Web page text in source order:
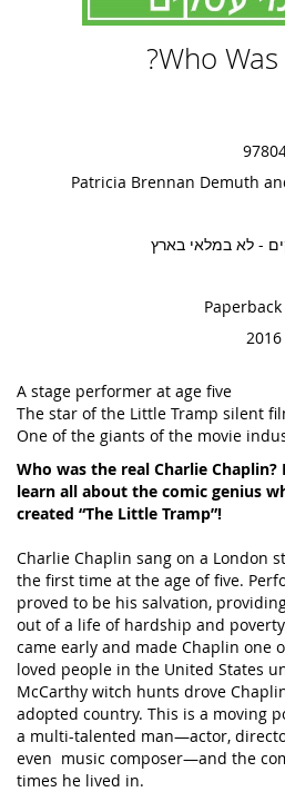
Who Was
Patricia Brennan Demuth
A stage performer at age five
The star of the Little Tramp silent
One of the giants of the movie
Who was the real Charlie Chaplin?
learn all about the comic genius
created “The Little Tramp”!
Charlie Chaplin sang on a London
the first time at the age of five.
proved to be his salvation,
out of a life of hardship and
came early and made Chaplin one
loved people in the United States
McCarthy witch hunts drove
adopted country. This is a moving
a multi-talented man—actor,
even music composer—and the
times he lived in.